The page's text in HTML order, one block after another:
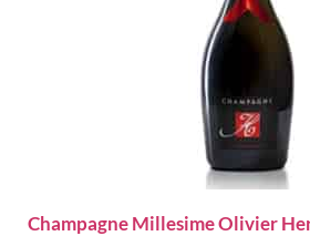
Champagne Millesime Olivier